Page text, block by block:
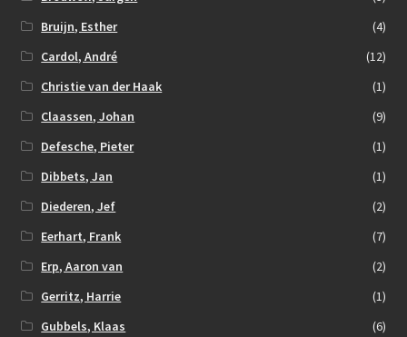
Bruijn, Esther
(4)
Cardol, André
(12)
Christie van der Haak
(1)
Claassen, Johan
(9)
Defesche, Pieter
(1)
Dibbets, Jan
(1)
Diederen, Jef
(2)
Eerhart, Frank
(7)
Erp, Aaron van
(2)
Gerritz, Harrie
(1)
Gubbels, Klaas
(6)